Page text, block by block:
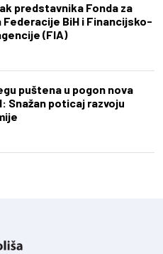
predstavnika Fonda za
BiH i Financijsko-
(FIA)
puštena u pogon nova
Snažan poticaj razvoju